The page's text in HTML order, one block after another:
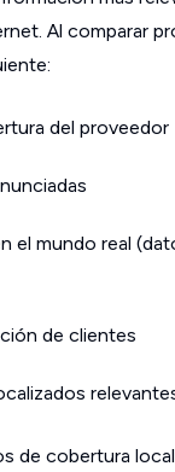
Al comparar
del proveedor
el mundo real
de clientes
de cobertura